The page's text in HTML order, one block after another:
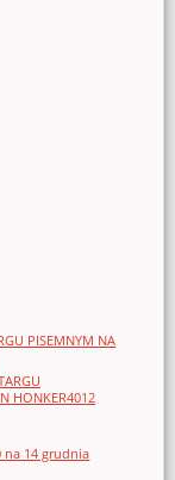
PISEMNYM NA
HONKER4012
na 14 grudnia